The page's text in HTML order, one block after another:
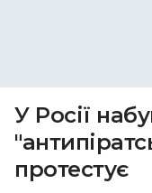
У Росії
протестує